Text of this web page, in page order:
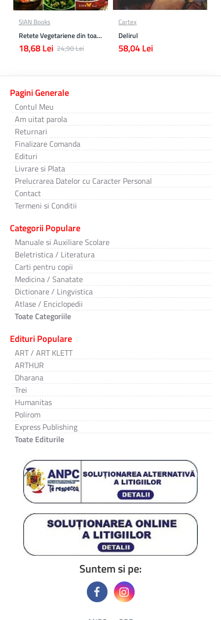
SIAN Books
Retete Vegetariene din toata lumea
18,68 Lei 24,90 Lei
Cartex
Delirul
58,04 Lei
Pagini Generale
Contul Meu
Am uitat parola
Returnari
Finalizare Comanda
Edituri
Livrare si Plata
Prelucrarea Datelor cu Caracter Personal
Contact
Termeni si Conditii
Categorii Populare
Manuale si Auxiliare Scolare
Beletristica / Literatura
Carti pentru copii
Medicina / Sanatate
Dictionare / Lingvistica
Atlase / Enciclopedii
Toate Categoriile
Edituri Populare
ART / ART KLETT
ARTHUR
Dharana
Trei
Humanitas
Polirom
Express Publishing
Toate Editurile
Suntem si pe: